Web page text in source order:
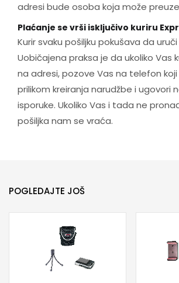
adresi bude osoba koja može
Plaćanje se vrši isključivo kuriru
Kurir svaku pošiljku pokušava da
Uobičajena praksa je da ukoliko Vas
na adresi, pozove Vas na telefon
prilikom kreiranja narudžbe i ugovori
isporuke. Ukoliko Vas i tada ne
pošiljka nam se vraća.
POGLEDAJTE JOŠ